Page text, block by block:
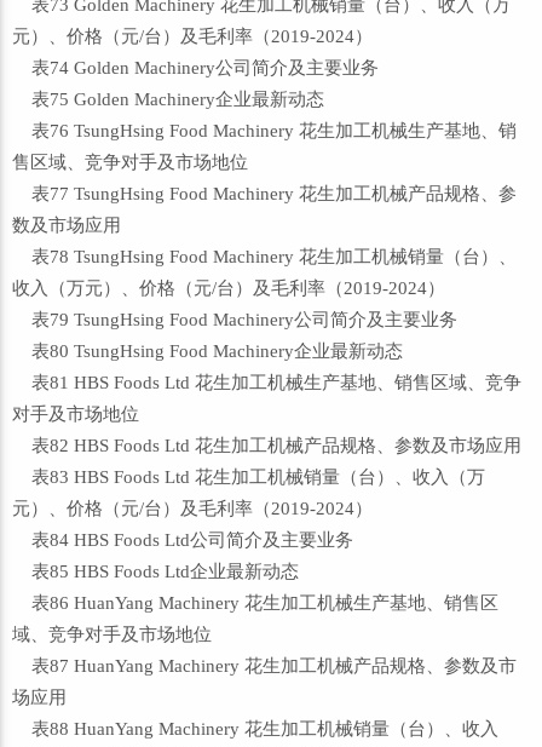
表73 Golden Machinery 花生加工机械销量（台）、收入（万
元）、价格（元/台）及毛利率（2019-2024）
表74 Golden Machinery公司简介及主要业务
表75 Golden Machinery企业最新动态
表76 TsungHsing Food Machinery 花生加工机械生产基地、销
售区域、竞争对手及市场地位
表77 TsungHsing Food Machinery 花生加工机械产品规格、参
数及市场应用
表78 TsungHsing Food Machinery 花生加工机械销量（台）、
收入（万元）、价格（元/台）及毛利率（2019-2024）
表79 TsungHsing Food Machinery公司简介及主要业务
表80 TsungHsing Food Machinery企业最新动态
表81 HBS Foods Ltd 花生加工机械生产基地、销售区域、竞争
对手及市场地位
表82 HBS Foods Ltd 花生加工机械产品规格、参数及市场应用
表83 HBS Foods Ltd 花生加工机械销量（台）、收入（万
元）、价格（元/台）及毛利率（2019-2024）
表84 HBS Foods Ltd公司简介及主要业务
表85 HBS Foods Ltd企业最新动态
表86 HuanYang Machinery 花生加工机械生产基地、销售区
域、竞争对手及市场地位
表87 HuanYang Machinery 花生加工机械产品规格、参数及市
场应用
表88 HuanYang Machinery 花生加工机械销量（台）、收入